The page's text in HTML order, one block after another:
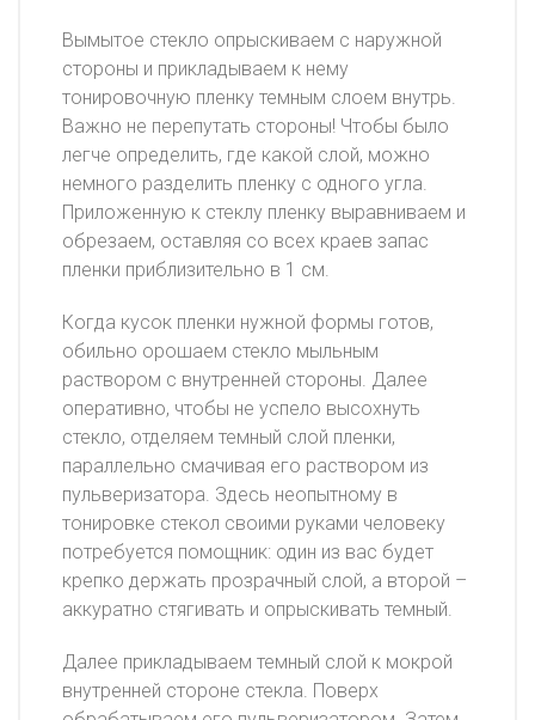
Вымытое стекло опрыскиваем с наружной
стороны и прикладываем к нему
тонировочную пленку темным слоем внутрь.
Важно не перепутать стороны! Чтобы было
легче определить, где какой слой, можно
немного разделить пленку с одного угла.
Приложенную к стеклу пленку выравниваем и
обрезаем, оставляя со всех краев запас
пленки приблизительно в 1 см.
Когда кусок пленки нужной формы готов,
обильно орошаем стекло мыльным
раствором с внутренней стороны. Далее
оперативно, чтобы не успело высохнуть
стекло, отделяем темный слой пленки,
параллельно смачивая его раствором из
пульверизатора. Здесь неопытному в
тонировке стекол своими руками человеку
потребуется помощник: один из вас будет
крепко держать прозрачный слой, а второй –
аккуратно стягивать и опрыскивать темный.
Далее прикладываем темный слой к мокрой
внутренней стороне стекла. Поверх